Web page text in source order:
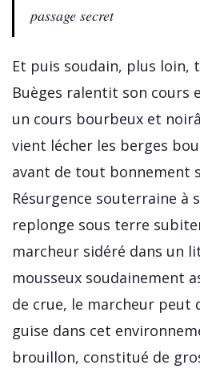
passage secret
Et puis soudain, plus loin,
Buèges ralentit son cours
un cours bourbeux et
vient lécher les berges
avant de tout bonnement
Résurgence souterraine à
replonge sous terre
marcheur sidéré dans un
mousseux soudainement
de crue, le marcheur peut
guise dans cet
brouillon, constitué de